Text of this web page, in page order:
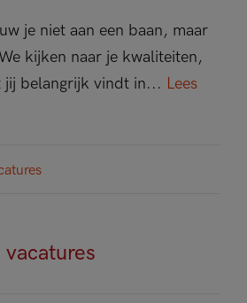
je niet aan een baan, maar
kijken naar je kwaliteiten,
jij belangrijk vindt in... Lees